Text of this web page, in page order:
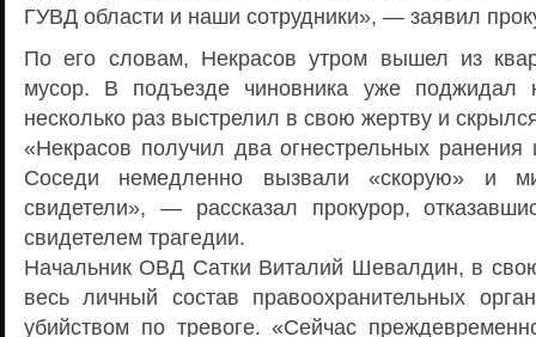
ГУВД области и наши сотрудники», — заявил
По его словам, Некрасов утром вышел из
мусор. В подъезде чиновника уже поджидал
несколько раз выстрелил в свою жертву и
«Некрасов получил два огнестрельных ранения
Соседи немедленно вызвали «скорую» и
свидетели», — рассказал прокурор,
свидетелем трагедии.
Начальник ОВД Сатки Виталий Шевалдин, в
весь личный состав правоохранительных
убийством по тревоге. «Сейчас